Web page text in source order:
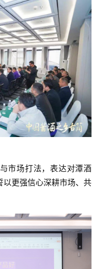
市场打法，表达对潭酒
以更强信心深耕市场、共